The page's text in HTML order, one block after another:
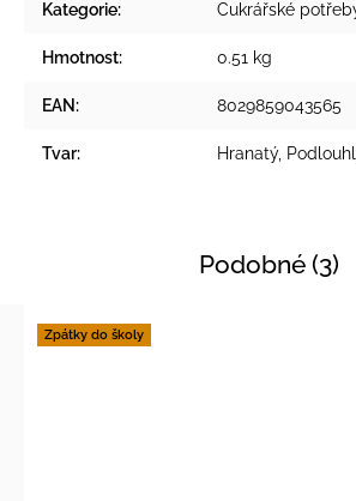
Kategorie: Cukrářské
Hmotnost: 0.51 kg
EAN: 8029859043565
Tvar: Hranatý,
Podobné (3)
Zpátky do školy